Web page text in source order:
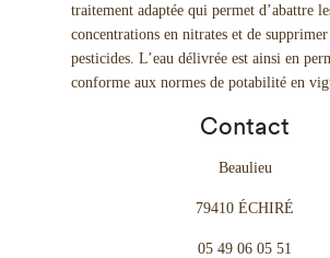
traitement adaptée qui permet d’abattre
concentrations en nitrates et de
pesticides. L’eau délivrée est ainsi en
conforme aux normes de potabilité en
Contact
Beaulieu
79410 ÉCHIRÉ
05 49 06 05 51